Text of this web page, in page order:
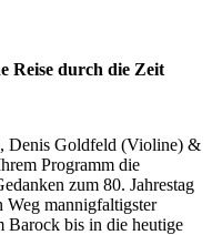
Reise durch die Zeit
Denis Goldfeld (Violine) &
Programm die
zum 80. Jahrestag
Weg mannigfaltigster
Barock bis in die heutige